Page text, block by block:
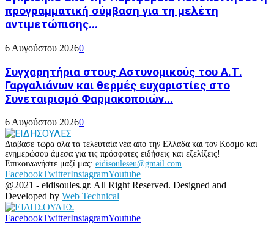
προγραμματική σύμβαση για τη μελέτη
αντιμετώπισης...
6 Αυγούστου 20260
Συγχαρητήρια στους Αστυνομικούς του Α.Τ.
Γαργαλιάνων και θερμές ευχαριστίες στο
Συνεταιρισμό Φαρμακοποιών...
6 Αυγούστου 20260
Διάβασε τώρα όλα τα τελευταία νέα από την Ελλάδα και τον Κόσμο και
ενημερώσου άμεσα για τις πρόσφατες ειδήσεις και εξελίξεις!
Επικοινωνήστε μαζί μας: eidisouleseu@gmail.com
FacebookTwitterInstagramYoutube
@2021 - eidisoules.gr. All Right Reserved. Designed and
Developed by Web Technical
FacebookTwitterInstagramYoutube